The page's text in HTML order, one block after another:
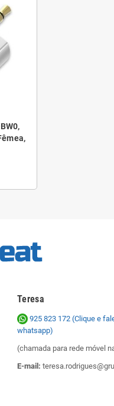
Teresa
925 823 172 (Clique e
whatsapp)
(chamada para rede móvel
E-mail: